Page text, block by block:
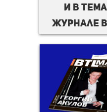
И в
журнале